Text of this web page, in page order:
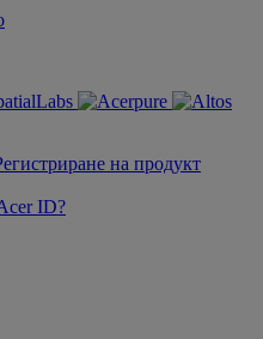
на продукт
ID?